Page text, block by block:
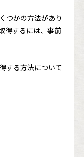
つかの方法があり
得するには、事前
する方法について